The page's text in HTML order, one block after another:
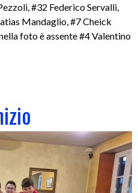
#32 Federico Servalli,
Mandaglio, #7 Cheick
foto è assente #4 Valentino